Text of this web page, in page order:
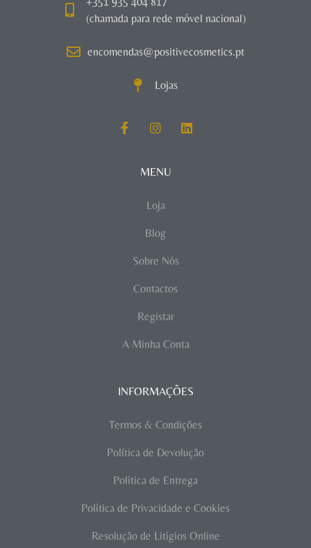
(chamada para rede móvel nacional)
encomendas@positivecosmetics.pt
Lojas
MENU
Loja
Blog
Sobre Nós
Contactos
Registar
A Minha Conta
INFORMAÇÕES
Termos & Condições
Política de Devolução
Política de Entrega
Política de Privacidade e Cookies
Resolução de Litígios Online